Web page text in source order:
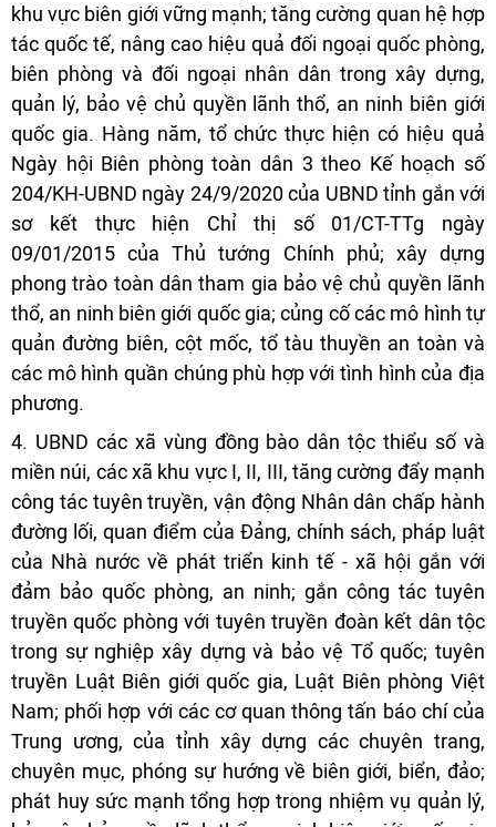
khu vực biên giới vững mạnh; tăng cường quan hệ hợp
tác quốc tế, nâng cao hiệu quả đối ngoại quốc phòng,
biên phòng và đối ngoại nhân dân trong xây dựng,
quản lý, bảo vệ chủ quyền lãnh thổ, an ninh biên giới
quốc gia. Hàng năm, tổ chức thực hiện có hiệu quả
Ngày hội Biên phòng toàn dân 3 theo Kế hoạch số
204/KH-UBND ngày 24/9/2020 của UBND tỉnh gắn với
sơ kết thực hiện Chỉ thị số 01/CT-TTg ngày
09/01/2015 của Thủ tướng Chính phủ; xây dựng
phong trào toàn dân tham gia bảo vệ chủ quyền lãnh
thổ, an ninh biên giới quốc gia; củng cố các mô hình tự
quản đường biên, cột mốc, tổ tàu thuyền an toàn và
các mô hình quần chúng phù hợp với tình hình của địa
phương.
4. UBND các xã vùng đồng bào dân tộc thiểu số và
miền núi, các xã khu vực I, II, III, tăng cường đẩy mạnh
công tác tuyên truyền, vận động Nhân dân chấp hành
đường lối, quan điểm của Đảng, chính sách, pháp luật
của Nhà nước về phát triển kinh tế - xã hội gắn với
đảm bảo quốc phòng, an ninh; gắn công tác tuyên
truyền quốc phòng với tuyên truyền đoàn kết dân tộc
trong sự nghiệp xây dựng và bảo vệ Tổ quốc; tuyên
truyền Luật Biên giới quốc gia, Luật Biên phòng Việt
Nam; phối hợp với các cơ quan thông tấn báo chí của
Trung ương, của tỉnh xây dựng các chuyên trang,
chuyên mục, phóng sự hướng về biên giới, biển, đảo;
phát huy sức mạnh tổng hợp trong nhiệm vụ quản lý,